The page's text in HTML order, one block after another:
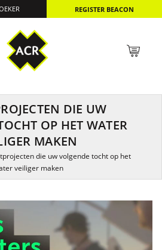
DIE UW
OP HET WATER
MAKEN
die uw volgende tocht op het
veiliger maken
REGISTER BEACON